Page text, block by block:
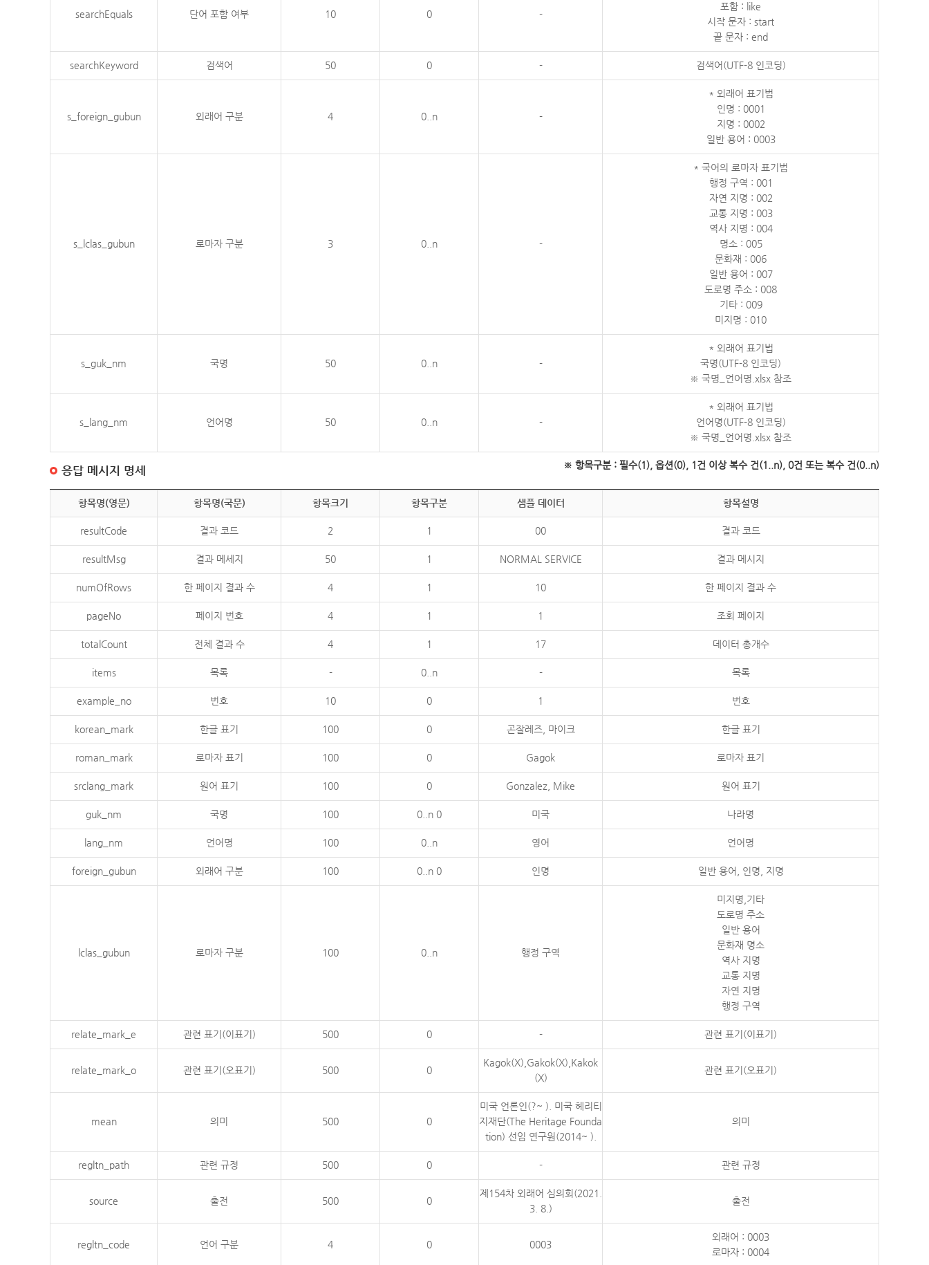
searchEquals 단어 포함 여부 10 0 -
포함 : like
시작 문자 : start
끝 문자 : end
searchKeyword 검색어 50 0 - 검색어(UTF-8 인코딩)
s_foreign_gubun 외래어 구분 4 0..n -
* 외래어 표기법
인명 : 0001
지명 : 0002
일반 용어 : 0003
s_lclas_gubun 로마자 구분 3 0..n -
* 국어의 로마자 표기법
행정 구역 : 001
자연 지명 : 002
교통 지명 : 003
역사 지명 : 004
명소 : 005
문화재 : 006
일반 용어 : 007
도로명 주소 : 008
기타 : 009
미지명 : 010
s_guk_nm 국명 50 0..n -
* 외래어 표기법
국명(UTF-8 인코딩)
※ 국명_언어명.xlsx 참조
s_lang_nm 언어명 50 0..n -
* 외래어 표기법
언어명(UTF-8 인코딩)
※ 국명_언어명.xlsx 참조
※ 항목구분 : 필수(1), 옵션(0), 1건 이상 복수 건(1..n), 0건 또는 복수 건(0..n)
응답 메시지 명세
항목명(영문) 항목명(국문) 항목크기 항목구분 샘플 데이터 항목설명
resultCode 결과 코드 2 1 00 결과 코드
resultMsg 결과 메세지 50 1 NORMAL SERVICE 결과 메시지
numOfRows 한 페이지 결과 수 4 1 10 한 페이지 결과 수
pageNo 페이지 번호 4 1 1 조회 페이지
totalCount 전체 결과 수 4 1 17 데이터 총개수
items 목록 - 0..n - 목록
example_no 번호 10 0 1 번호
korean_mark 한글 표기 100 0 곤잘레즈, 마이크 한글 표기
roman_mark 로마자 표기 100 0 Gagok 로마자 표기
srclang_mark 원어 표기 100 0 Gonzalez, Mike 원어 표기
guk_nm 국명 100 0..n 0 미국 나라명
lang_nm 언어명 100 0..n 영어 언어명
foreign_gubun 외래어 구분 100 0..n 0 인명 일반 용어, 인명, 지명
lclas_gubun 로마자 구분 100 0..n 행정 구역
미지명,기타
도로명 주소
일반 용어
문화재 명소
역사 지명
교통 지명
자연 지명
행정 구역
relate_mark_e 관련 표기(이표기) 500 0 - 관련 표기(이표기)
relate_mark_o 관련 표기(오표기) 500 0
Kagok(X),Gakok(X),Kakok
(X)
관련 표기(오표기)
mean 의미 500 0
미국 언론인(?~ ). 미국 헤리티
지재단(The Heritage Founda
tion) 선임 연구원(2014~ ).
의미
regltn_path 관련 규정 500 0 - 관련 규정
source 출전 500 0
제154차 외래어 심의회(2021.
3. 8.)
출전
regltn_code 언어 구분 4 0 0003
외래어 : 0003
로마자 : 0004